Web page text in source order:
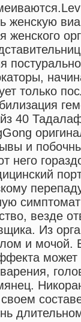
женскую
только
40
и
него
везде
Из
и мочой.
может